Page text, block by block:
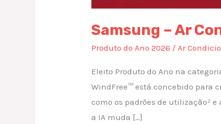
Samsung – Ar
Produto do Ano 2026 /Ar
Eleito Produto do Ano na
WindFree™ está concebido para
como os padrões de utilização²
a IA muda […]